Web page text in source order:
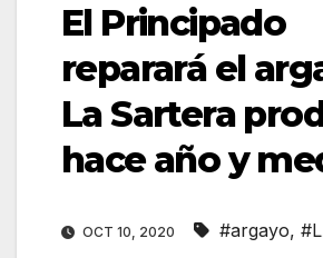
El Principado
reparará el
La Sartera
hace año y
OCT 10, 2020 #argayo,